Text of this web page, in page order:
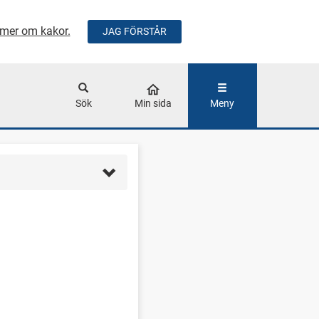
om kakor. JAG FÖRSTÅR
Sök Min sida Meny